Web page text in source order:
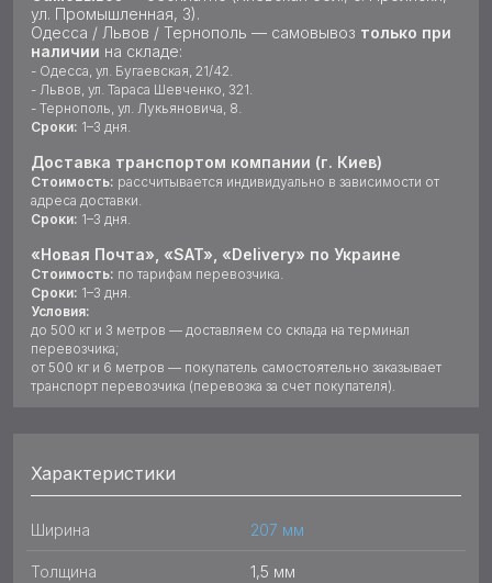
ул. Промышленная, 3).
Одесса / Львов / Тернополь — самовывоз только при
наличии на складе:
- Одесса, ул. Бугаевская, 21/42.
- Львов, ул. Тараса Шевченко, 321.
- Тернополь, ул. Лукьяновича, 8.
Сроки: 1–3 дня.
Доставка транспортом компании (г. Киев)
Стоимость: рассчитывается индивидуально в зависимости от
адреса доставки.
Сроки: 1–3 дня.
«Новая Почта», «SAT», «Delivery» по Украине
Стоимость: по тарифам перевозчика.
Сроки: 1–3 дня.
Условия:
до 500 кг и 3 метров — доставляем со склада на терминал
перевозчика;
от 500 кг и 6 метров — покупатель самостоятельно заказывает
транспорт перевозчика (перевозка за счет покупателя).
Характеристики
Ширина 207 мм
Толщина 1,5 мм